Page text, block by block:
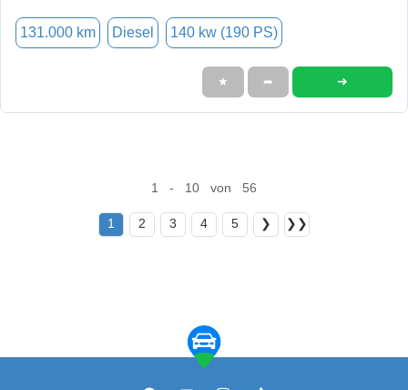
131.000 km Diesel 140 kw (190 PS)
★ ➦ ➜
1 - 10 von 56
1 2 3 4 5 ❯ ❯❯